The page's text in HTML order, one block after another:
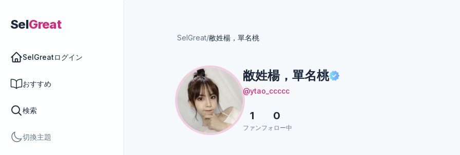
SelGreat
SelGreatログイン
おすすめ
検索
切換主題
SelGreat/敝姓楊，單名桃
敝姓楊，單名桃
@ytao_ccccc
1
ファン
0
フォロー中